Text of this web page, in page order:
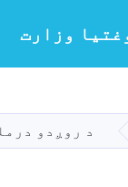
وزارت
د روږدو